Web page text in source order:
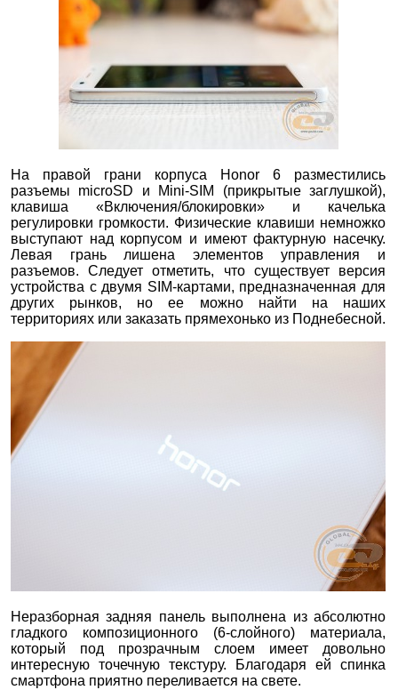
На правой грани корпуса Honor 6 разместились
разъемы microSD и Mini-SIM (прикрытые заглушкой),
клавиша «Включения/блокировки» и качелька
регулировки громкости. Физические клавиши немножко
выступают над корпусом и имеют фактурную насечку.
Левая грань лишена элементов управления и
разъемов. Следует отметить, что существует версия
устройства с двумя SIM-картами, предназначенная для
других рынков, но ее можно найти на наших
территориях или заказать прямехонько из Поднебесной.
Неразборная задняя панель выполнена из абсолютно
гладкого композиционного (6-слойного) материала,
который под прозрачным слоем имеет довольно
интересную точечную текстуру. Благодаря ей спинка
смартфона приятно переливается на свете.